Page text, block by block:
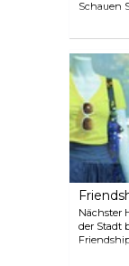
Schauen
Lustiges
Mittwoch
empfiehlt
Nächster
der Stadt